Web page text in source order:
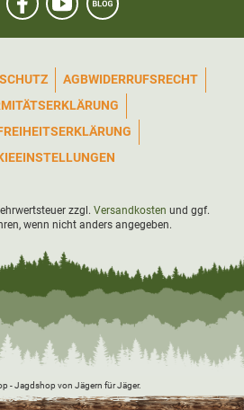
AGBWIDERRUFSRECHT
zzgl. Versandkosten und ggf.
wenn nicht anders angegeben.
- Jagdshop von Jägern für Jäger.